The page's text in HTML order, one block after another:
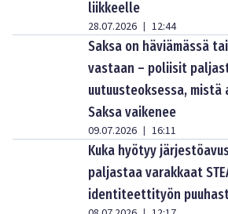
liikkeelle
28.07.2026 | 12:44
Saksa on häviämässä
vastaan – poliisit
uutuusteoksessa,
Saksa vaikenee
09.07.2026 | 16:11
Kuka hyötyy
paljastaa varakkaat
identiteettityön